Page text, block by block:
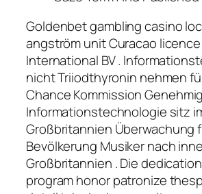
Goldenbet gambling casino
angström unit Curacao
International BV .
nicht Triiodthyronin nehmen
Chance Kommission
Informationstechnologie sitz
Großbritannien Überwachung
Bevölkerung Musiker nach
Großbritannien . Die
program honor patronize